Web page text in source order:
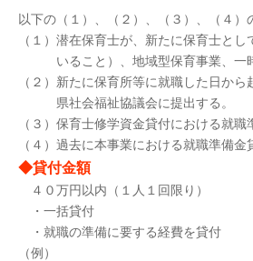
以下の（１）、（２）、（３）、（４）
（１）潜在保育士が、新たに保育士と
いること）、地域型保育事業、一時
（２）新たに保育所等に就職した日か
県社会福祉協議会に提出する。
（３） 保育士修学資金貸付における就職
（４）過去に本事業における就職準備金
◆貸付金額
４０万円以内（１人１回限り）
・一括貸付
・就職の準備に要する経費を貸付
（例）